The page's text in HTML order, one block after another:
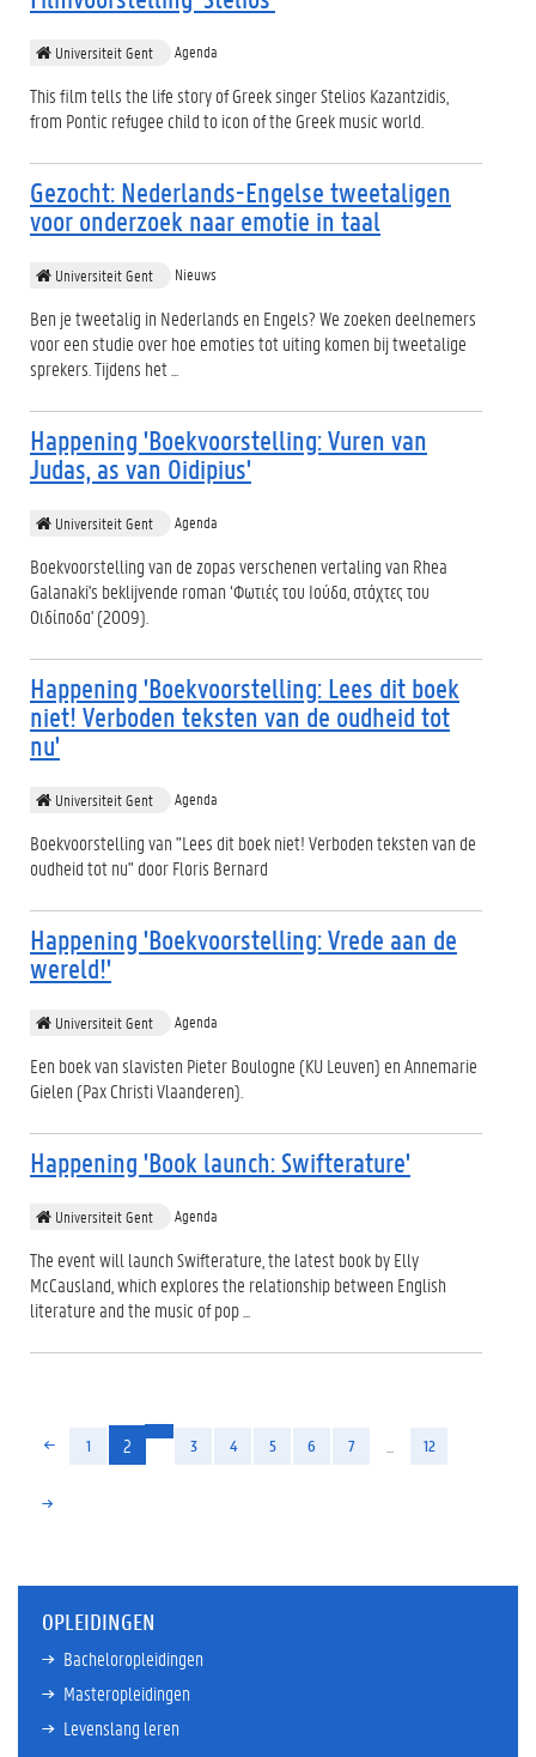
Universiteit Gent Agenda
This film tells the life story of Greek singer Stelios Kazantzidis,
from Pontic refugee child to icon of the Greek music world.
Gezocht: Nederlands-Engelse tweetaligen
voor onderzoek naar emotie in taal
Universiteit Gent Nieuws
Ben je tweetalig in Nederlands en Engels? We zoeken deelnemers
voor een studie over hoe emoties tot uiting komen bij tweetalige
sprekers. Tijdens het ...
Happening 'Boekvoorstelling: Vuren van
Judas, as van Oidipius'
Universiteit Gent Agenda
Boekvoorstelling van de zopas verschenen vertaling van Rhea
Galanaki's beklijvende roman ‘Φωτιές του Ιούδα, στάχτες του
Οιδίποδα' (2009).
Happening 'Boekvoorstelling: Lees dit boek
niet! Verboden teksten van de oudheid tot
nu'
Universiteit Gent Agenda
Boekvoorstelling van "Lees dit boek niet! Verboden teksten van de
oudheid tot nu" door Floris Bernard
Happening 'Boekvoorstelling: Vrede aan de
wereld!'
Universiteit Gent Agenda
Een boek van slavisten Pieter Boulogne (KU Leuven) en Annemarie
Gielen (Pax Christi Vlaanderen).
Happening 'Book launch: Swifterature'
Universiteit Gent Agenda
The event will launch Swifterature, the latest book by Elly
McCausland, which explores the relationship between English
literature and the music of pop ...
1 2 (huidige)
3 4 5 6 7 12
OPLEIDINGEN
Bacheloropleidingen
Masteropleidingen
Levenslang leren